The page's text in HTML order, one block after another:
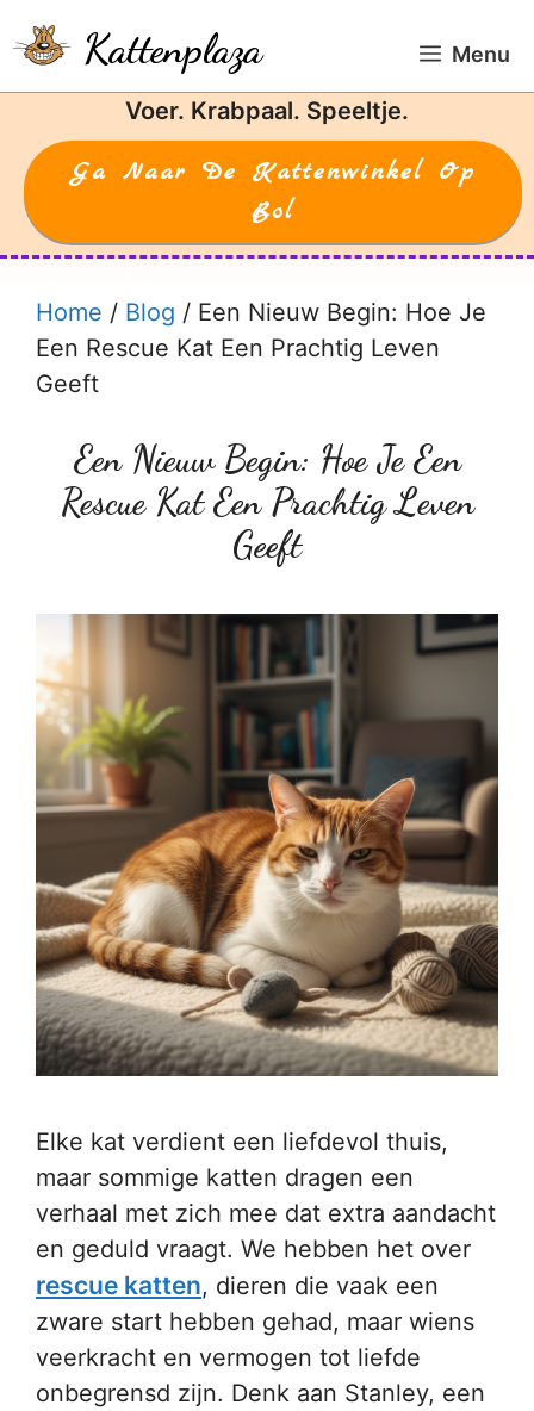
naar
de
Kattenplaza Menu
Voer. Krabpaal. Speeltje.
Ga Naar De Kattenwinkel Op
Bol
Home / Blog / Een Nieuw Begin: Hoe Je
Een Rescue Kat Een Prachtig Leven
Geeft
Een Nieuw Begin: Hoe Je Een
Rescue Kat Een Prachtig Leven
Geeft
Elke kat verdient een liefdevol thuis,
maar sommige katten dragen een
verhaal met zich mee dat extra aandacht
en geduld vraagt. We hebben het over
rescue katten, dieren die vaak een
zware start hebben gehad, maar wiens
veerkracht en vermogen tot liefde
onbegrensd zijn. Denk aan Stanley, een